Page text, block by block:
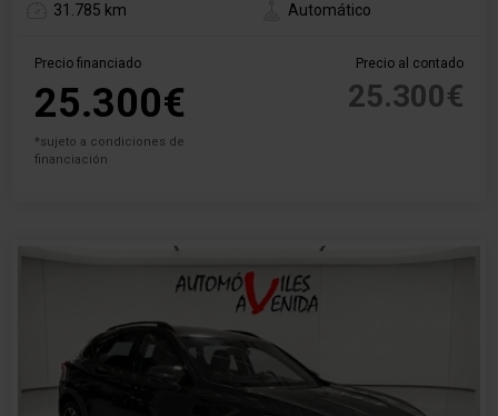
31.785 km Automático
Precio financiado
25.300€
*sujeto a condiciones de
financiación
Precio al contado
25.300€